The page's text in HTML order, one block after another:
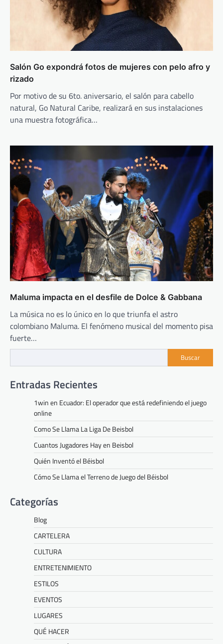
Salón Go expondrá fotos de mujeres con pelo afro y
rizado
Por motivo de su 6to. aniversario, el salón para cabello
natural, Go Natural Caribe, realizará en sus instalaciones
una muestra fotográfica…
Maluma impacta en el desfile de Dolce & Gabbana
La música no es lo único en lo que triunfa el astro
colombiano Maluma. El fenómeno musical del momento pisa
fuerte…
Buscar
Entradas Recientes
1win en Ecuador: El operador que está redefiniendo el juego
online
Como Se Llama La Liga De Beisbol
Cuantos Jugadores Hay en Beisbol
Quién Inventó el Béisbol
Cómo Se Llama el Terreno de Juego del Béisbol
Categorías
Blog
CARTELERA
CULTURA
ENTRETENIMIENTO
ESTILOS
EVENTOS
LUGARES
QUÉ HACER